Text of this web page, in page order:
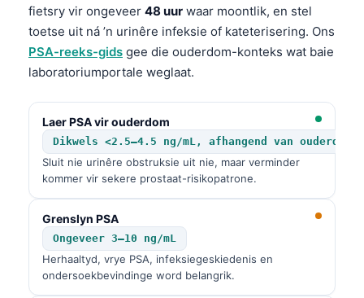
fietsry vir ongeveer 48 uur waar moontlik, en stel
toetse uit ná ’n urinêre infeksie of kateterisering. Ons
PSA-reeks-gids gee die ouderdom-konteks wat baie
laboratoriumportale weglaat.
Laer PSA vir ouderdom
Dikwels <2.5–4.5 ng/mL, afhangend van ouderdom
Sluit nie urinêre obstruksie uit nie, maar verminder
kommer vir sekere prostaat-risikopatrone.
Grenslyn PSA
Ongeveer 3–10 ng/mL
Herhaaltyd, vrye PSA, infeksiegeskiedenis en
ondersoekbevindinge word belangrik.
Gàidhlig
Occitan
العربية المغربية
Монгол
ພາສາລາວ
Basa Jawa
Cebuano
Кыргызча
Татар теле
Беларуская мова